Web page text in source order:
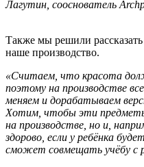
Лагутин, сооснователь
Также мы решили
наше производство.
«Считаем, что красота
поэтому на производстве
меняем и дорабатываем
Хотим, чтобы эти
на производстве, но и,
здорово, если у ребёнка
сможет совмещать учёбу с